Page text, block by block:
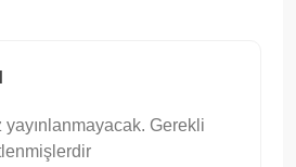
Gerekli